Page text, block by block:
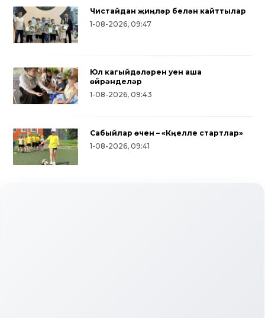
Чистайдан җиңүләр белән кайттылар
1-08-2026, 09:47
Юл кагыйдәләрен уен аша
өйрәнделәр
1-08-2026, 09:43
Сабыйлар өчен – «Күңелле стартлар»
1-08-2026, 09:41